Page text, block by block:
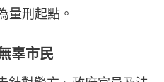
量刑起點。
辜市民